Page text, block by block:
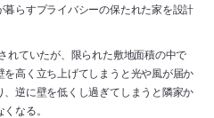
らすプライバシーの保たれた家を設計
れていたが、限られた敷地面積の中で
高く立ち上げてしまうと光や風が届か
逆に壁を低くし過ぎてしまうと隣家か
なる。